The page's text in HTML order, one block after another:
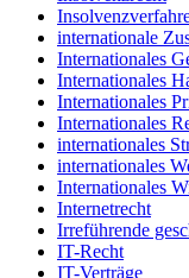
internationale
Internationales
Internationales
Internationales
Internationales
internationales
internationales
Internationales
Internetrecht
Irreführende
IT-Recht
IT-Verträge